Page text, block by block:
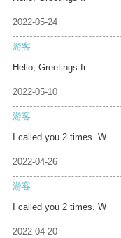
2022-05-24
游客
Hello, Greetings fr
2022-05-10
游客
I called you 2 times. W
2022-04-26
游客
I called you 2 times. W
2022-04-20